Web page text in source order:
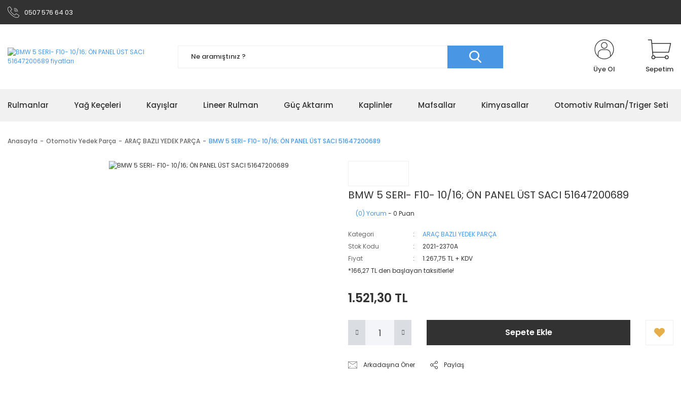
0507 576 64 03
Üye Ol Sepetim
Rulmanlar Yağ Keçeleri Kayışlar Lineer Rulman Güç Aktarım Kaplinler Mafsallar Kimyasallar Otomotiv Rulman/Triger Seti
Anasayfa Otomotiv Yedek Parça ARAÇ BAZLI YEDEK PARÇA BMW 5 SERI- F10- 10/16; ÖN PANEL ÜST SACI 51647200689
BMW 5 SERI- F10- 10/16; ÖN PANEL ÜST SACI 51647200689
(0) Yorum - 0 Puan
Kategori
ARAÇ BAZLI YEDEK PARÇA
Stok Kodu
2021-2370A
Fiyat
1.267,75 TL + KDV
*166,27 TL den başlayan taksitlerle!
1.521,30 TL
Sepete Ekle
Arkadaşına Öner Paylaş